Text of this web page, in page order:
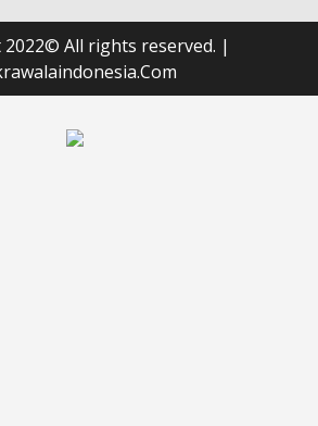
All rights reserved. |